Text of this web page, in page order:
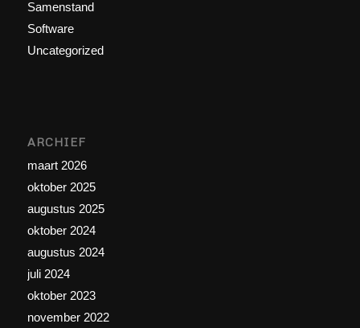
Samenstand
Software
Uncategorized
ARCHIEF
maart 2026
oktober 2025
augustus 2025
oktober 2024
augustus 2024
juli 2024
oktober 2023
november 2022